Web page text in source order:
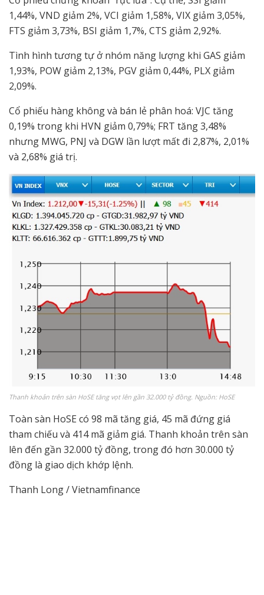
1,44%, VND giảm 2%, VCI giảm 1,58%, VIX giảm 3,05%,
FTS giảm 3,73%, BSI giảm 1,7%, CTS giảm 2,92%.
Tình hình tương tự ở nhóm năng lượng khi GAS giảm
1,93%, POW giảm 2,13%, PGV giảm 0,44%, PLX giảm
2,09%.
Cổ phiếu hàng không và bán lẻ phân hoá: VJC tăng
0,19% trong khi HVN giảm 0,79%; FRT tăng 3,48%
nhưng MWG, PNJ và DGW lần lượt mất đi 2,87%, 2,01%
và 2,68% giá trị.
Thanh khoản trên sàn HoSE tăng vọt lên gần 32.000 tỷ đồng. Nguồn: HoSE
Toàn sàn HoSE có 98 mã tăng giá, 45 mã đứng giá
tham chiếu và 414 mã giảm giá. Thanh khoản trên sàn
lên đến gần 32.000 tỷ đồng, trong đó hơn 30.000 tỷ
đồng là giao dịch khớp lệnh.
Thanh Long / Vietnamfinance